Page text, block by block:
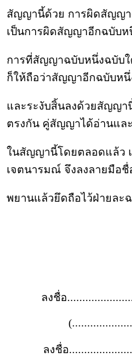
สัญญานี้ด้วย การผิดสัญญ
เป็นการผิดสัญญาอีกฉบับห
การที่สัญญาฉบับหนึ่งฉบับใ
ก็ให้ถือว่าสัญญาอีกฉบับหนึ่
และระงับสิ้นลงด้วยสัญญ
ตรงกัน คู่สัญญาได้อ่านแล
ในสัญญานี้โดยตลอดแล้ว
เจตนารมณ์ จึงลงลายมือ
พยานแล้วยึดถือไว้ฝ่ายละ
ลงชื่อ
ลงชื่อ